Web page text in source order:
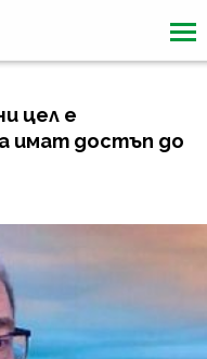
цел е
имат достъп до